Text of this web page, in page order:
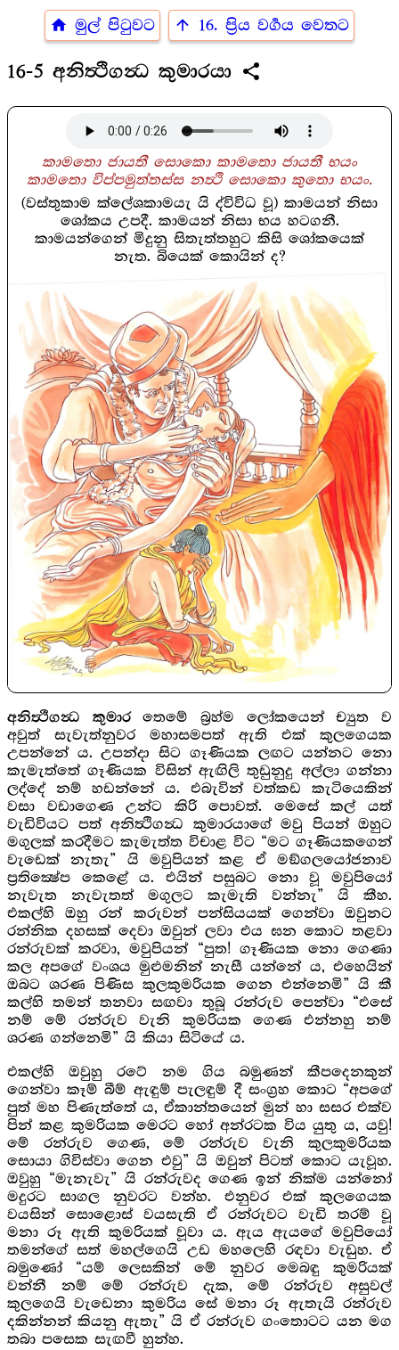
home මුල් පිටුවට arrow_upward 16. ප්‍රිය වර්‍ගය වෙතට
16-5 අනිත්‍ථිගන්‍ධ කුමාරයා share
කාමතො ජායතී සොකො කාමතො ජායතී භයං
කාමතො විප්පමුත්තස්ස නත්‍ථි සොකො කුතො භයං.
(වස්තුකාම ක්ලේශකාමයැ යි ද්විවිධ වූ) කාමයන් නිසා
ශෝකය උපදී. කාමයන් නිසා භය හටගනී.
කාමයන්ගෙන් මිදුනු සිතැත්තහුට කිසි ශෝකයෙක්
නැත. බියෙක් කොයින් ද?
අනිත්‍ථිගන්‍ධ කුමාරතෙමේ බ්‍රහ්ම ලෝකයෙන් ච්‍යුත ව
අවුත් සැවැත්නුවර මහාසමපත් ඇති එක් කුලගෙයක
උපන්නේ ය. උපන්දා සිට ගෑණියක ලඟට යන්නට නො
කැමැත්තේ ගෑණියක විසින් ඇඟිලි තුඩුනුදු අල්ලා ගන්නා
ලද්දේ නම් හඩන්නේ ය. එබැවින් වත්කඩ කැටියෙකින්
වසා වඩාගෙණ උන්ට කිරි පොවත්. මෙසේ කල් යත්
වැඩිවියට පත් අනිත්‍ථිගන්‍ධ කුමාරයාගේ මවු පියන් ඔහුට
මගුලක් කරදීමට කැමැත්ත විචාළ විට “මට ගෑණියකගෙන්
වැඩෙක් නැතැ” යි මවුපියන් කළ ඒ මඞ්ගලයෝජනාව
ප්‍රතික්‍ෂේප කෙළේ ය. එයින් පසුබට නො වූ මවුපියෝ
නැවැත නැවැතත් මගුලට කැමැති වන්නැ” යි කීහ.
එකල්හි ඔහු රන් කරුවන් පන්සියයක් ගෙන්වා ඔවුනට
රන්නික දහසක් දෙවා ඔවුන් ලවා එය ඝන කොට තළවා
රන්රුවක් කරවා, මවුපියන් “පුත! ගෑණියක නො ගෙණා
කල අපගේ වංශය මුළුමනින් නැසී යන්නේ ය, එහෙයින්
ඔබට ශරණ පිණිස කුලකුමරියක ගෙන එන්නෙමි” යි කී
කල්හි තමන් තනවා සඟවා තුබූ රන්රුව පෙන්වා “එසේ
නම් මේ රන්රුව වැනි කුමරියක ගෙණ එන්නහු නම්
ශරණ ගන්නෙමි” යි කියා සිටියේ ය.
එකල්හි ඔවුහු රටේ නම ගිය බමුණන් කීපදෙනකුන්
ගෙන්වා කෑම් බීම් ඇඳුම් පැලඳුම් දී සංග්‍රහ කොට “අපගේ
පුත් මහ පිණැත්තේ ය, ඒකාන්තයෙන් මුන් හා සසර එක්ව
පින් කළ කුමරියක මෙරට හෝ අන්රටක විය යුතු ය, යවු!
මේ රන්රුව ගෙණ, මේ රන්රුව වැනි කුලකුමරියක
සොයා ගිවිස්වා ගෙන එවු” යි ඔවුන් පිටත් කොට යැවූහ.
ඔවුහු “මැනැවැ” යි රන්රුවද ගෙණ ඉන් නික්ම යන්නෝ
මදුරට සාගල නුවරට වන්හ. එනුවර එක් කුලගෙයක
වයසින් සොළොස් වයසැති ඒ රන්රුවට වැඩි තරම් වූ
මනා රූ ඇති කුමරියක් වූවා ය. ඇය ඇයගේ මවුපියෝ
තමන්ගේ සත් මහල්ගෙයි උඩ මහලෙහි රඳවා වැඩුහ. ඒ
බමුණෝ “යම් ලෙසකින් මේ නුවර මෙබඳු කුමරියක්
වන්නී නම් මේ රන්රුව දැක, මේ රන්රුව අසුවල්
කුලගෙයි වැඩෙනා කුමරිය සේ මනා රූ ඇතැයි රන්රුව
දකින්නන් කියනු ඇතැ” යි ඒ රන්රුව ගංතොටට යන මග
තබා පසෙක සැඟවී හුන්හ.